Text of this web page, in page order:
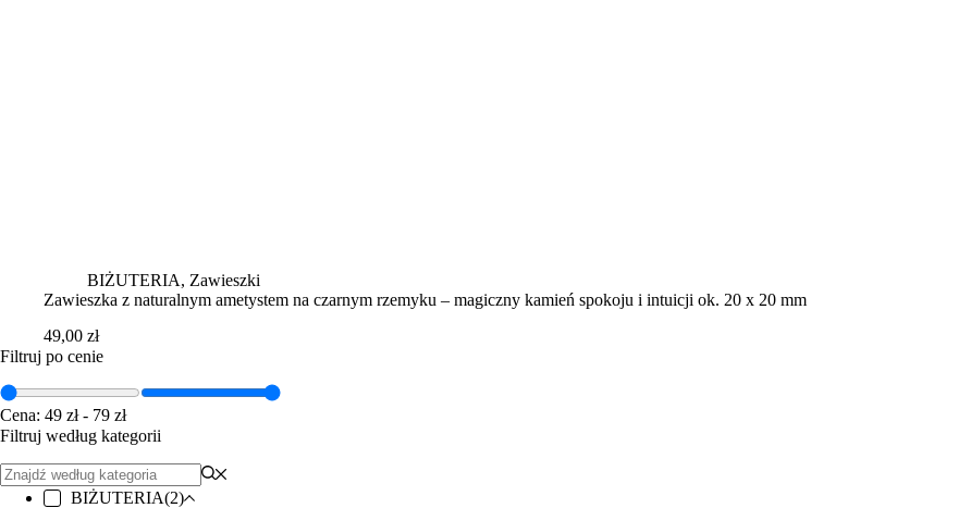
BIŻUTERIA, Zawieszki
Zawieszka z naturalnym ametystem na czarnym rzemyku – magiczny kamień spokoju i intuicji ok. 20 x 20 mm
49,00 zł
Filtruj po cenie
Cena: 49 zł- 79 zł
Filtruj według kategorii
BIŻUTERIA(2)